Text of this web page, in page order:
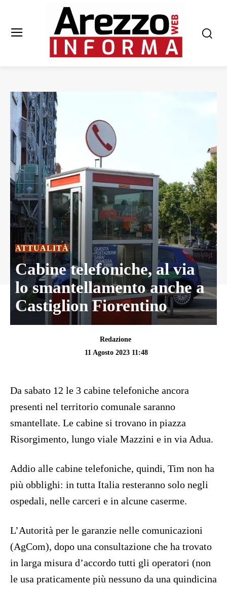
ATTUALITÀ
Cabine telefoniche, al via
lo smantellamento anche a
Castiglion Fiorentino
Redazione
11 Agosto 2023 11:48
Da sabato 12 le 3 cabine telefoniche ancora
presenti nel territorio comunale saranno
smantellate. Le cabine si trovano in piazza
Risorgimento, lungo viale Mazzini e in via Adua.
Addio alle cabine telefoniche, quindi, Tim non ha
più obblighi: in tutta Italia resteranno solo negli
ospedali, nelle carceri e in alcune caserme.
L’Autorità per le garanzie nelle comunicazioni
(AgCom), dopo una consultazione che ha trovato
in larga misura d’accordo tutti gli operatori (non
le usa praticamente più nessuno da una quindicina